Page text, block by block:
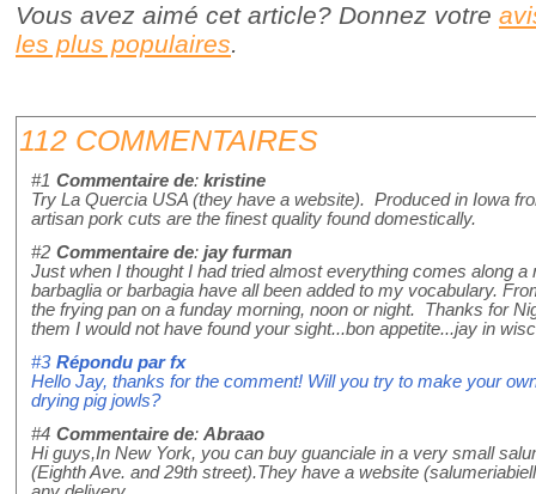
Vous avez aimé cet article? Donnez votre
les plus populaires.
112 COMMENTAIRES
#1 Commentaire de: kristine
Try La Quercia USA (they have a website). Produced in Iowa
artisan pork cuts are the finest quality found domestically.
#2 Commentaire de: jay furman
Just when I thought I had tried almost everything comes along
barbaglia or barbagia have all been added to my vocabulary.
the frying pan on a funday morning, noon or night. Thanks for
them I would not have found your sight...bon appetite...jay in
#3 Répondu parfx
Hello Jay, thanks for the comment! Will you try to make your
drying pig jowls?
#4 Commentaire de: Abraao
Hi guys,In New York, you can buy guanciale in a very small
(Eighth Ave. and 29th street).They have a website